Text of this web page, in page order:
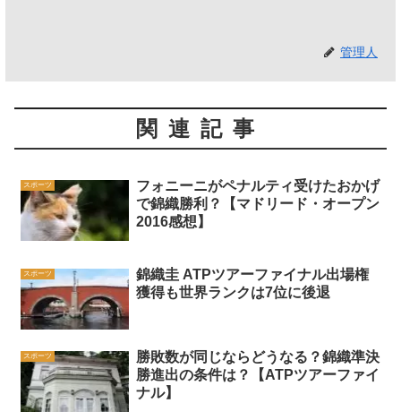
管理人
関連記事
スポーツ
フォニーニがペナルティ受けたおかげ
で錦織勝利？【マドリード・オープン
2016感想】
スポーツ
錦織圭 ATPツアーファイナル出場権
獲得も世界ランクは7位に後退
スポーツ
勝敗数が同じならどうなる？錦織準決
勝進出の条件は？【ATPツアーファイ
ナル】